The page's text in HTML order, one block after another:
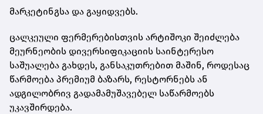
მარკეტინგსა და გაყიდვებს.
ცალკეული ფერმერებისთვის არტიშოკი შეიძლება
მეურნეობის დივერსიფიკაციის საინტერესო
საშუალება გახდეს, განსაკუთრებით მაშინ, როდესაც
წარმოება პრემიუმ ბაზარს, რესტორნებს ან
ადგილობრივ გადამამუშავებელ საწარმოებს
უკავშირდება.